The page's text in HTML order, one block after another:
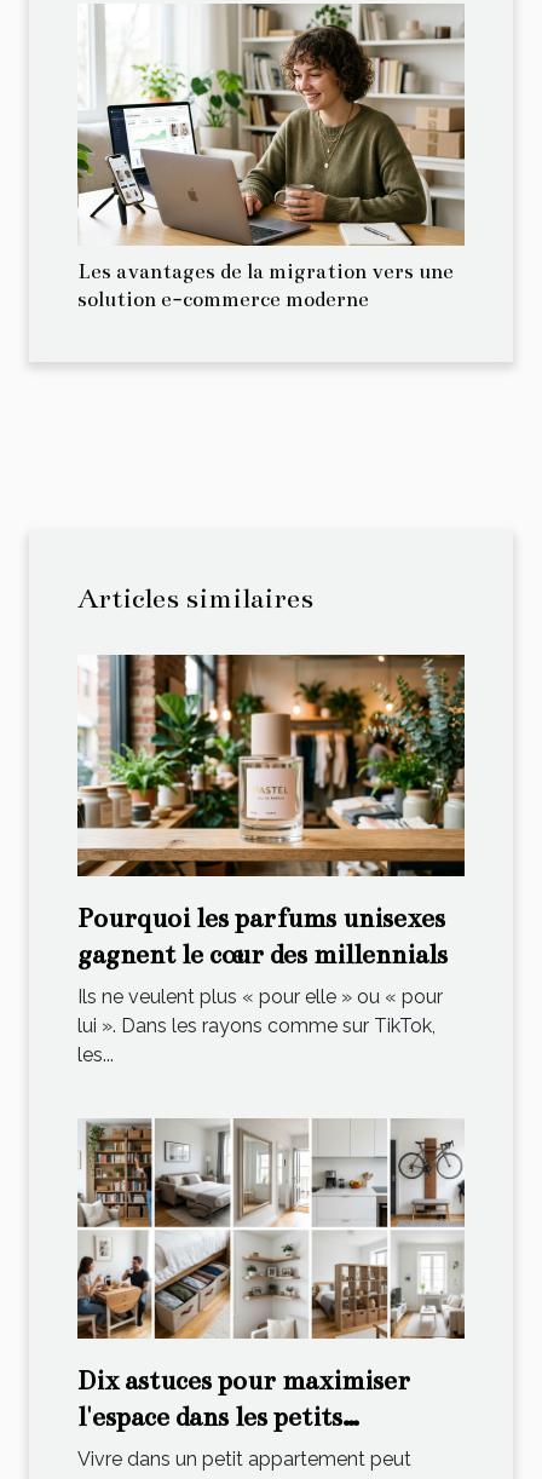
Les avantages de la migration vers une
solution e-commerce moderne
Articles similaires
Pourquoi les parfums unisexes
gagnent le cœur des millennials
Ils ne veulent plus « pour elle » ou « pour
lui ». Dans les rayons comme sur TikTok,
les...
Dix astuces pour maximiser
l'espace dans les petits
appartements
Vivre dans un petit appartement peut